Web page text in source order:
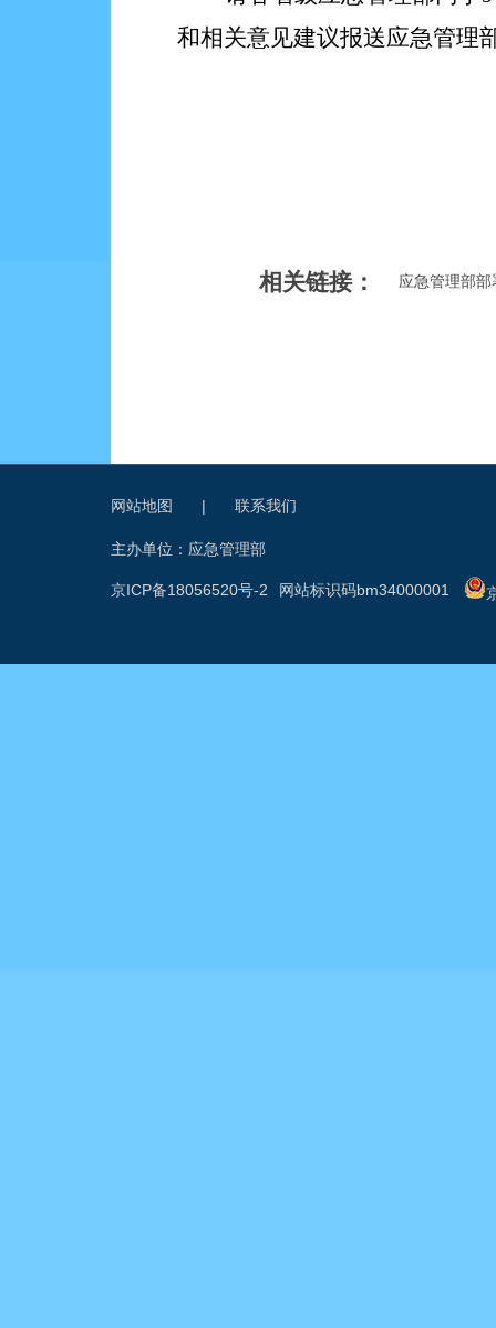
和相关意见建议报送应急管理
相关链接： 应急管理部
网站地图 | 联系我们
主办单位：应急管理部
网站标识码bm34000001
京ICP备18056520号-2